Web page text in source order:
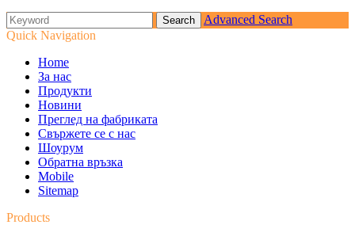
Advanced Search
Quick Navigation
Home
За нас
Продукти
Новини
Преглед на фабриката
Свържете се с нас
Шоурум
Обратна връзка
Mobile
Sitemap
Products